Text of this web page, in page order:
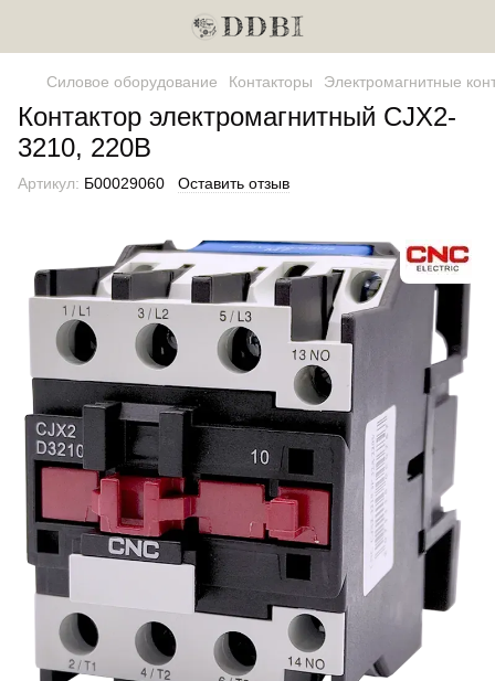
Силовое оборудование Контакторы Электромагнитные
Контактор электромагнитный CJX2-
3210, 220В
Артикул: Б00029060 Оставить отзыв